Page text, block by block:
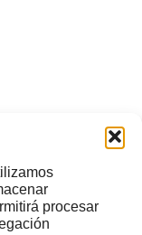
procesar